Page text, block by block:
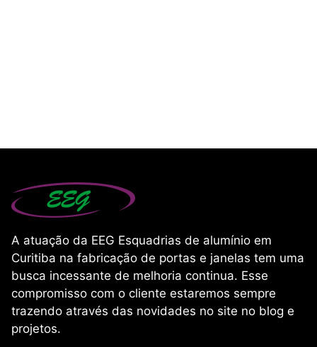
A atuação da EEG Esquadrias de alumínio em
Curitiba na fabricação de portas e janelas tem uma
busca incessante de melhoria continua. Esse
compromisso com o cliente estaremos sempre
trazendo através das novidades no site no blog e
projetos.